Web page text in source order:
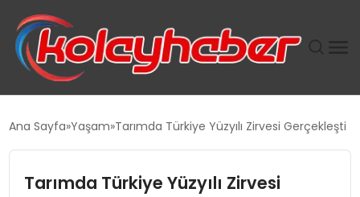
GÜCÜNÜBÜYÜTÜYOR
Ana Sayfa Yaşam Tarımda Türkiye Yüzyılı Zirvesi Gerçekleşti
Tarımda Türkiye Yüzyılı Zirvesi